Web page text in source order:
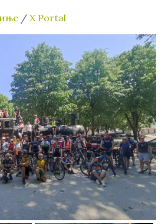
/ X Portal